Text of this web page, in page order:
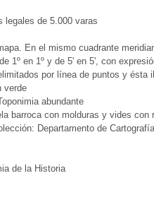
legales de 5.000 varas
En el mismo cuadrante
1º en 1º y de 5' en 5', con
por línea de puntos y ésta
verde
abundante
barroca con molduras y vides con
Departamento de
de la Historia